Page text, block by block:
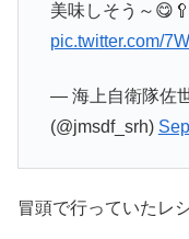
美味しそう～😋🥄
pic.twitter.com/
— 海上自衛隊佐
(@jmsdf_srh)
冒頭で行っていたレ